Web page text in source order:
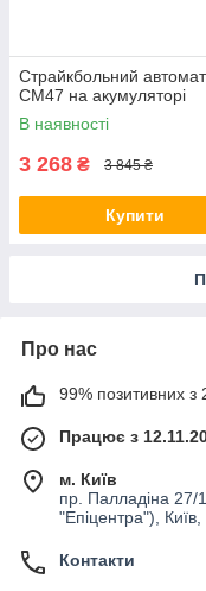
Страйкбольний автомат
CM47 на акумуляторі
В наявності
3 268 ₴ 3 845 ₴
Купити
Про нас
99% позитивних з
Працює з
м. Київ
пр. Палладіна 27/
"Епіцентра"), Київ,
Контакти